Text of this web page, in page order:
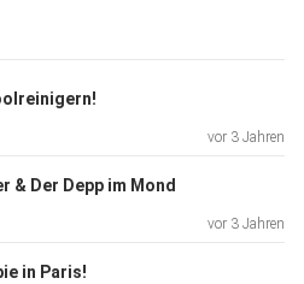
vor 3 Jahren
& Der Depp im Mond
vor 3 Jahren
in Paris!